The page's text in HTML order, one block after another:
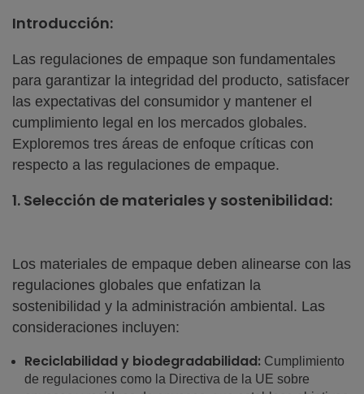
Introducción:
Las regulaciones de empaque son fundamentales
para garantizar la integridad del producto, satisfacer
las expectativas del consumidor y mantener el
cumplimiento legal en los mercados globales.
Exploremos tres áreas de enfoque críticas con
respecto a las regulaciones de empaque.
1. Selección de materiales y sostenibilidad:
Los materiales de empaque deben alinearse con las
regulaciones globales que enfatizan la
sostenibilidad y la administración ambiental. Las
consideraciones incluyen:
Reciclabilidad y biodegradabilidad: Cumplimiento
de regulaciones como la Directiva de la UE sobre